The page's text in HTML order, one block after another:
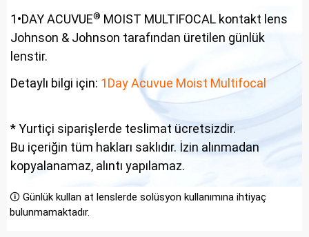
1•DAY ACUVUE® MOIST MULTIFOCAL kontakt lens
Johnson & Johnson tarafından üretilen günlük
lenstir.
Detaylı bilgi için: 1Day Acuvue Moist Multifocal
* Yurtiçi siparişlerde teslimat ücretsizdir.
Bu içeriğin tüm hakları saklıdır. İzin alınmadan
kopyalanamaz, alıntı yapılamaz.
🛈 Günlük kullan at lenslerde solüsyon kullanımına ihtiyaç
bulunmamaktadır.